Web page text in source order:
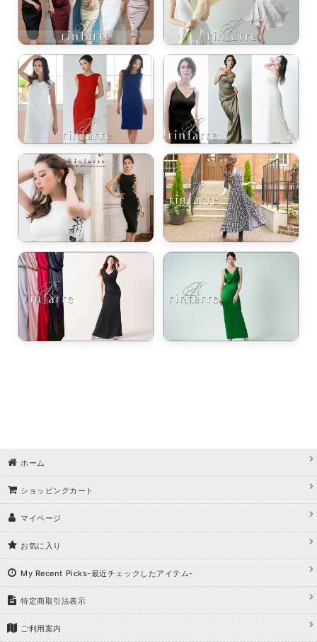
ホーム
ショッピングカート
マイページ
お気に入り
My Recent Picks-最近チェックしたアイテム-
特定商取引法表示
ご利用案内